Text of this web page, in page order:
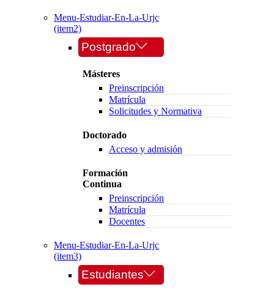
Menu-Estudiar-En-La-Urjc
(item2)
Postgrado
Másteres
Preinscripción
Matrícula
Solicitudes y Normativa
Doctorado
Acceso y admisión
Formación
Continua
Preinscripción
Matrícula
Docentes
Menu-Estudiar-En-La-Urjc
(item3)
Estudiantes